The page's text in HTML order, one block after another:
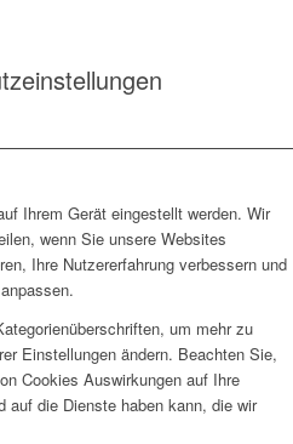
Ihrem Gerät eingestellt werden. Wir
wenn Sie unsere Websites
Ihre Nutzererfahrung verbessern und
um mehr zu
Einstellungen ändern. Beachten Sie,
Cookies Auswirkungen auf Ihre
auf die Dienste haben kann, die wir